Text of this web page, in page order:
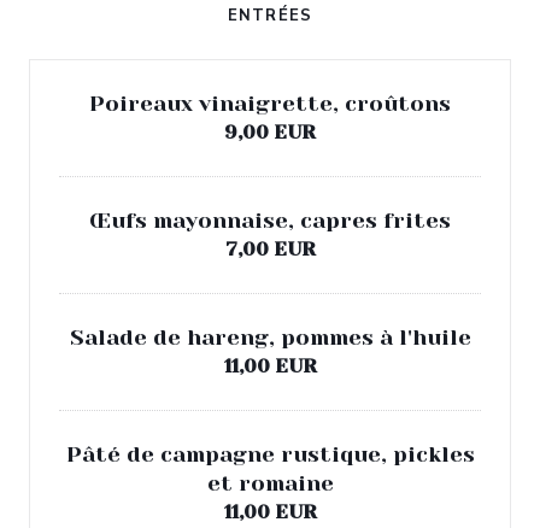
ENTRÉES
Poireaux vinaigrette, croûtons
9,00 EUR
Œufs mayonnaise, capres frites
7,00 EUR
Salade de hareng, pommes à l'huile
11,00 EUR
Pâté de campagne rustique, pickles
et romaine
11,00 EUR